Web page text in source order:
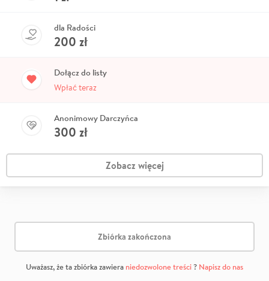
dla Radości
200 zł
Dołącz do listy
Wpłać teraz
Anonimowy Darczyńca
300 zł
Zobacz więcej
Zbiórka zakończona
Uważasz, że ta zbiórka zawiera niedozwolone treści? Napisz do nas